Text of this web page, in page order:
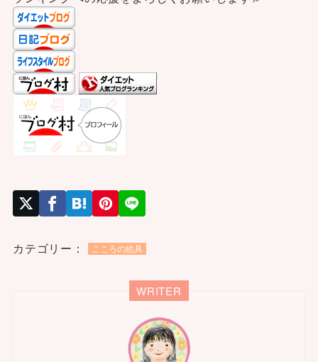
カテゴリー： こころの絵具
WRITER